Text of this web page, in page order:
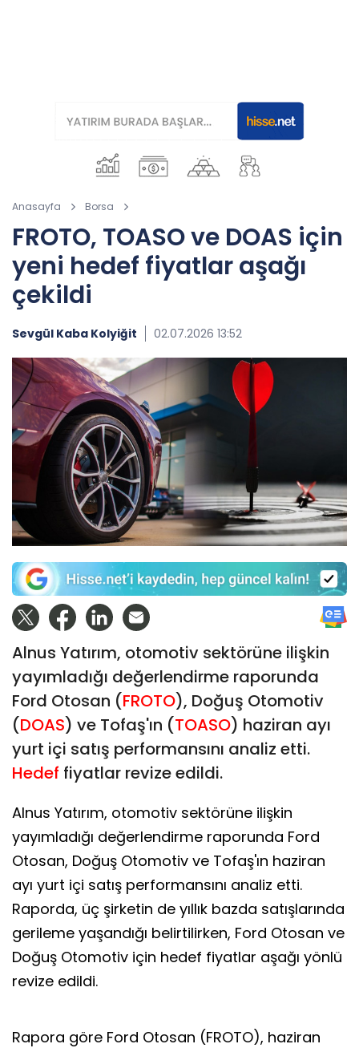
Anasayfa Borsa
FROTO, TOASO ve DOAS için
yeni hedef fiyatlar aşağı
çekildi
Sevgül Kaba Kolyiğit 02.07.2026 13:52
Alnus Yatırım, otomotiv sektörüne ilişkin
yayımladığı değerlendirme raporunda
Ford Otosan (FROTO), Doğuş Otomotiv
(DOAS) ve Tofaş'ın (TOASO) haziran ayı
yurt içi satış performansını analiz etti.
Hedef fiyatlar revize edildi.
Alnus Yatırım, otomotiv sektörüne ilişkin
yayımladığı değerlendirme raporunda Ford
Otosan, Doğuş Otomotiv ve Tofaş'ın haziran
ayı yurt içi satış performansını analiz etti.
Raporda, üç şirketin de yıllık bazda satışlarında
gerileme yaşandığı belirtilirken, Ford Otosan ve
Doğuş Otomotiv için hedef fiyatlar aşağı yönlü
revize edildi.
Rapora göre Ford Otosan (FROTO), haziran